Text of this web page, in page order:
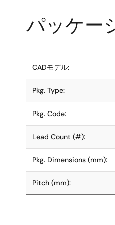
パッケー
CADモデル:
Pkg. Type:
Pkg. Code:
Lead Count (#):
Pkg. Dimensions (mm):
Pitch (mm):